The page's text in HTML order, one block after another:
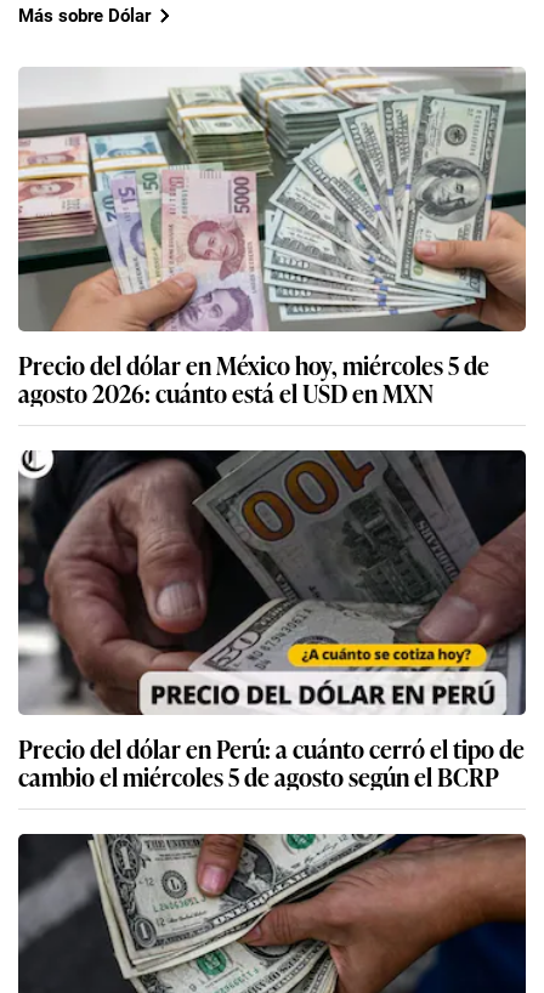
Más sobre Dólar
Precio del dólar en México hoy, miércoles 5 de
agosto 2026: cuánto está el USD en MXN
Precio del dólar en Perú: a cuánto cerró el tipo de
cambio el miércoles 5 de agosto según el BCRP